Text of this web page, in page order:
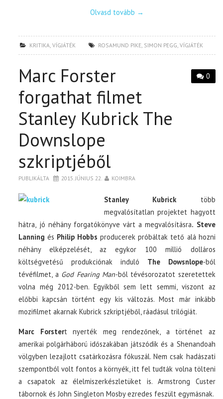
Olvasd tovább →
KRITIKA ,VÍGJÁTÉK ROSAMUND PIKE SIMON PEGG ,VÍGJÁTÉK
0
Marc Forster
forgathat filmet
Stanley Kubrick The
Downslope
szkriptjéből
PUBLIKÁLTA 2015. JÚNIUS 22. KOIMBRA
Stanley Kubrick több
megvalósítatlan projektet hagyott
hátra, jó néhány forgatókönyve várt a megvalósításra. Steve
Lanning és Philip Hobbs producerek próbáltak tető alá hozni
néhány elképzelését, az egykor 100 millió dolláros
költségvetésű produkciónak induló The Dowsnlope-ból
tévéfilmet, a God Fearing Man-ből tévésorozatot szeretettek
volna még 2012-ben. Egyikből sem lett semmi, viszont az
előbbi kapcsán történt egy kis változás. Most már inkább
mozifilmet akarnak Kubrick szkriptjéből, ráadásul trilógiát.
Marc Forstert nyerték meg rendezőnek, a történet az
amerikai polgárháború időszakában játszódik és a Shenandoah
völgyben lezajlott csatárkozásra fókuszál. Nem csak hadászati
szempontból volt fontos a környék, itt fel tudták volna tölteni
a csapatok az élelmiszerkészletüket is. Armstrong Custer
tábornok és John Singleton Mosby ezredes feszült egymásnak.